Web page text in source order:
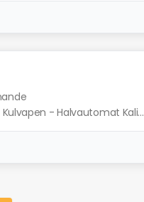
- Halvautomat Kali...